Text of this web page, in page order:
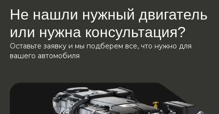
Не нашли нужный двигатель
или нужна консультация?
Оставьте заявку и мы подберем все, что нужно для
вашего автомобиля